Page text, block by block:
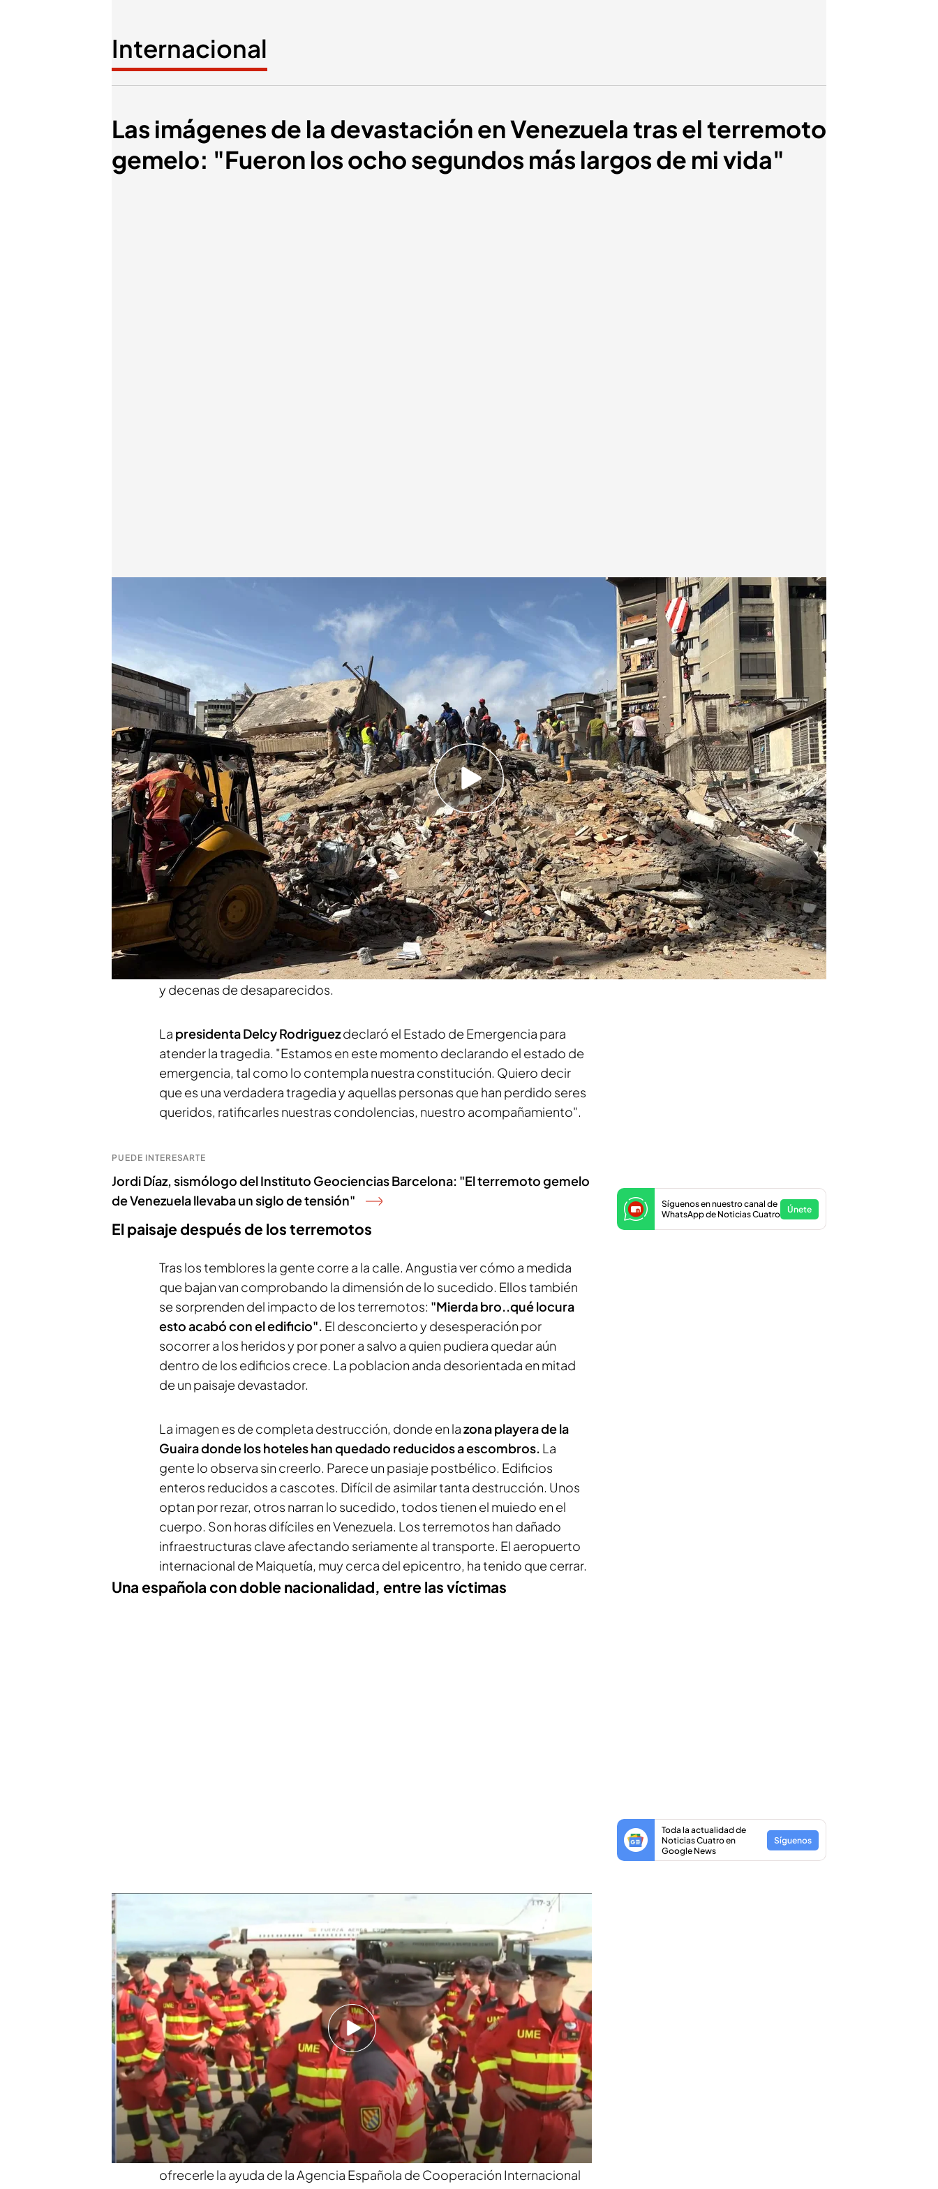
Internacional
Las imágenes de la devastación en Venezuela tras el terremoto
gemelo: "Fueron los ocho segundos más largos de mi vida"
25 JUN 2026 - 17:10h.
Dos terremotos gemelos han causado la devastación en Venezuela
La presidenta Delcy Rodriguez declaró el estado de emergencia para
atender la tragedia
Compartir
Dos terremotos gemelos han causado la devastación en Venezuela.A las
seis y cuatro minutos de la tarde en Venezuela, medianoche en España, se
produjo unprimer seismo de magnitud 7,2 en la escala Richter, con
epicentro en San Felipe, estado de Yaracuy, a unos 200 kilómetros de la
capital, Caracas y una profundidad de 13 kilómetros.39 segundos
después se registró un segundo terremoto mayor, de 7,5, más cerca de
la superfici
e, a 10 kilómetros de profundidad que se sintió en varias zonas
del norte del país. Los datos oficiales son 164 muertos, un millar de heridos
y decenas de desaparecidos.
La presidenta Delcy Rodriguezdeclaró el Estado de Emergencia para
atender la tragedia. "Estamos en este momento declarando el estado de
emergencia, tal como lo contempla nuestra constitución. Quiero decir
que es una verdadera tragedia y aquellas personas que han perdido seres
queridos, ratificarles nuestras condolencias, nuestro acompañamiento".
PUEDE INTERESARTE
Jordi Díaz, sismólogo del Instituto Geociencias Barcelona: "El terremoto gemelo
de Venezuela llevaba un siglo de tensión"
El paisaje después de los terremotos
Tras los temblores la gente corre a la calle. Angustia ver cómo a medida
que bajan van comprobando la dimensión de lo sucedido. Ellos también
se sorprenden del impacto de los terremotos: "Mierda bro..qué locura
esto acabó con el edificio". El desconcierto y desesperación por
socorrer a los heridos y por poner a salvo a quien pudiera quedar aún
dentro de los edificios crece. La poblacion anda desorientada en mitad
de un paisaje devastador.
La imagen es de completa destrucción, donde en lazona playera de la
Guaira donde los hoteles han quedado reducidos a escombros. La
gente lo observa sin creerlo. Parece un pasiaje postbélico. Edificios
enteros reducidos a cascotes. Difícil de asimilar tanta destrucción. Unos
optan por rezar, otros narran lo sucedido, todos tienen el muiedo en el
cuerpo. Son horas difíciles en Venezuela. Los terremotos han dañado
infraestructuras clave afectando seriamente al transporte. El aeropuerto
internacional de Maiquetía, muy cerca del epicentro, ha tenido que cerrar.
Una española con doble nacionalidad, entre las víctimas
Una española con doble nacionalidad, entre las víctimas
Síguenos en nuestro canal de
WhatsApp de Noticias Cuatro
Únete
En el país viven cerca de 150.000 españoles, muchos descendientes de
emigrantes españolesy con doble nacionalidad; y en España reside una
importante comunidad venezolana, cercana a las 400.000 personas. Por
el momento el Ministerio de Asuntos Exteriores, Unión Europea y
Cooperación no tiene constancia de víctimas españolas, pero el
Gobierno vasco ha lamentado la muerte de una mujer de origen vasco,
Alazne Solabarrieta, nieta de José María Solabarrieta, alcalde de
Ondarroa (Bizkaia) en la Segunda República que se exilió a Venezuela,
según fuentes de la Plataforma de Venezolanos de Bilbao.
A primera hora de este jueves,el ministro de Asuntos Exteriores, José
Manuel Albares , ha conversado con el canciller venezolano, Yván Gil, para
ofrecerle la ayuda de la Agencia Española de Cooperación Internacional
Toda la actualidad de
Noticias Cuatro en
Google News
Síguenos